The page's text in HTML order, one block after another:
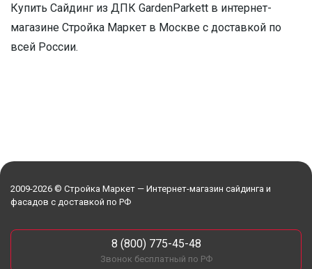
Купить Сайдинг из ДПК GardenParkett в интернет-
магазине Стройка Маркет в Москве с доставкой по
всей России.
2009-2026 © Стройка Маркет — Интернет-магазин сайдинга и
фасадов с доставкой по РФ
8 (800) 775-45-48
Звонок бесплатный по РФ